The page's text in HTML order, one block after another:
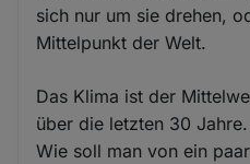
sich nur um sie drehen,
Mittelpunkt der Welt.
Das Klima ist der
über die letzten 30
Wie soll man von ein